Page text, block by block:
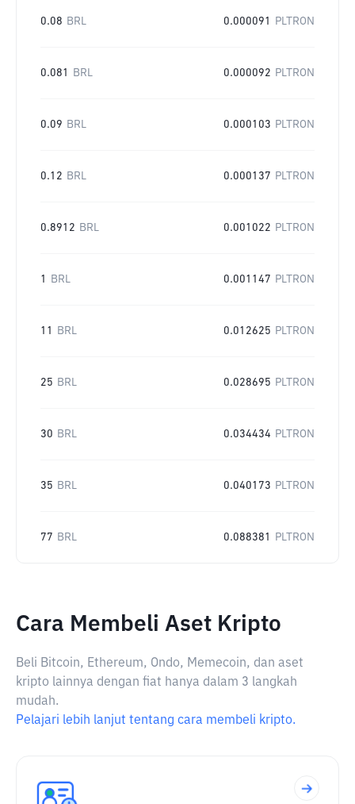
0.08 BRL 0.000091 PLTRON
0.081 BRL 0.000092 PLTRON
0.09 BRL 0.000103 PLTRON
0.12 BRL 0.000137 PLTRON
0.8912 BRL 0.001022 PLTRON
1 BRL 0.001147 PLTRON
11 BRL 0.012625 PLTRON
25 BRL 0.028695 PLTRON
30 BRL 0.034434 PLTRON
35 BRL 0.040173 PLTRON
77 BRL 0.088381 PLTRON
Cara Membeli Aset Kripto
Beli Bitcoin, Ethereum, Ondo, Memecoin, dan aset
kripto lainnya dengan fiat hanya dalam 3 langkah
mudah.
Pelajari lebih lanjut tentang cara membeli kripto.